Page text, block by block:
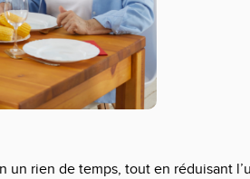
un rien de temps, tout en réduisant